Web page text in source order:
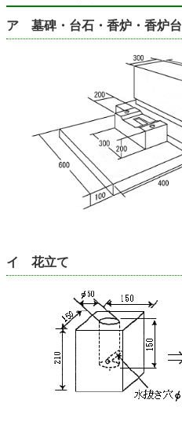
ア 墓碑・台石・香炉・香炉台
イ 花立て